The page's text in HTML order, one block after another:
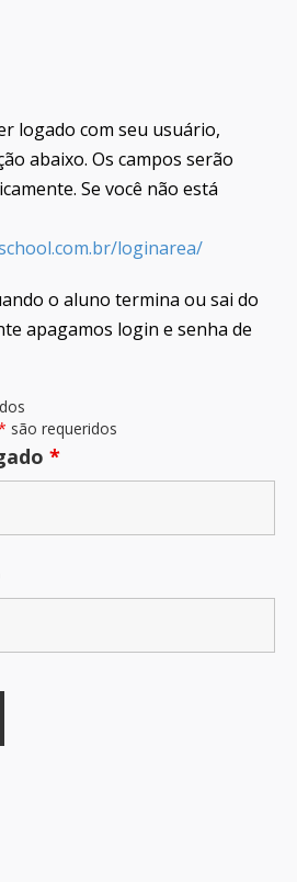
logado com seu usuário,
abaixo. Os campos serão
Se você não está
loginarea/
o aluno termina ou sai do
apagamos login e senha de
são requeridos
*